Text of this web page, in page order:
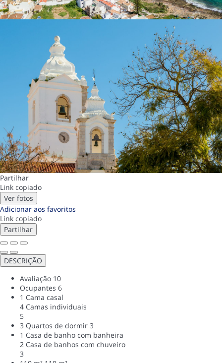
Partilhar
Link copiado
Ver fotos
Adicionar aos favoritos
Link copiado
Partilhar
DESCRIÇÃO
Avaliação 10
Ocupantes 6
1 Cama casal
4 Camas individuais
5
3 Quartos de dormir 3
1 Casa de banho com banheira
2 Casa de banhos com chuveiro
3